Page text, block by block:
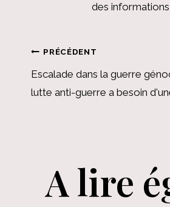
des
de
PRÉCÉDENT
Escalade dans la guerre
lutte anti-guerre a besoin
A lire